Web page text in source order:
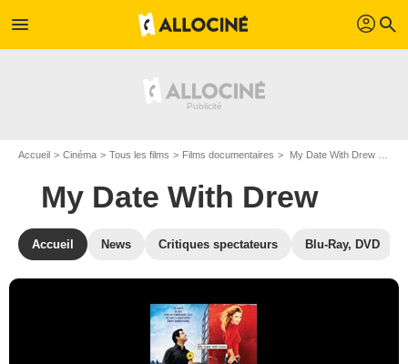
menu profil search
Accueil Cinéma Tous les films Films documentaires My Date With Drew de Brian Herzlinger
My Date With Drew
Accueil News Critiques spectateurs Blu-Ray, DVD